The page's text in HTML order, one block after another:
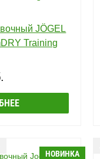
JÖGEL
Training
НОВИНКА